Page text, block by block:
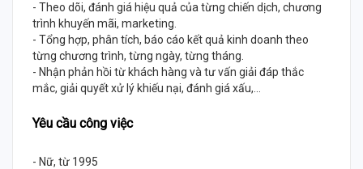
- Theo dõi, đánh giá hiệu quả của từng chiến dịch, chương
trình khuyến mãi, marketing.
- Tổng hợp, phân tích, báo cáo kết quả kinh doanh theo
từng chương trình, từng ngày, từng tháng.
- Nhận phản hồi từ khách hàng và tư vấn giải đáp thắc
mắc, giải quyết xử lý khiếu nại, đánh giá xấu,...
Yêu cầu công việc
- Nữ, từ 1995